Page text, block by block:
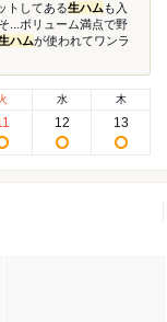
トしてある生ハム も入
...ボリューム満点で野
ハムが使われてワンラ
水
12
木
13